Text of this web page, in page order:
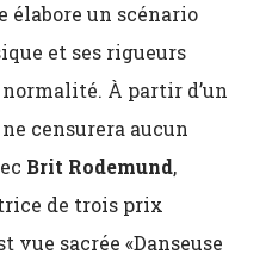
élabore un scénario
et ses rigueurs
À partir d’un
censurera aucun
Brit Rodemund,
de trois prix
vue sacrée «Danseuse